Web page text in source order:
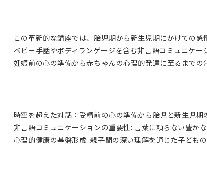
この革新的な講座では、胎児期から新生児期にかけての
ベビー手話やボディランゲージを含む非言語コミュニケ
妊娠前の心の準備から赤ちゃんの心理的発達に至るまでの
時空を超えた対話：受精前の心の準備から胎児と新生児期
非言語コミュニケーションの重要性: 言葉に頼らない豊か
心理的健康の基盤形成: 親子間の深い理解を通じた子どもの